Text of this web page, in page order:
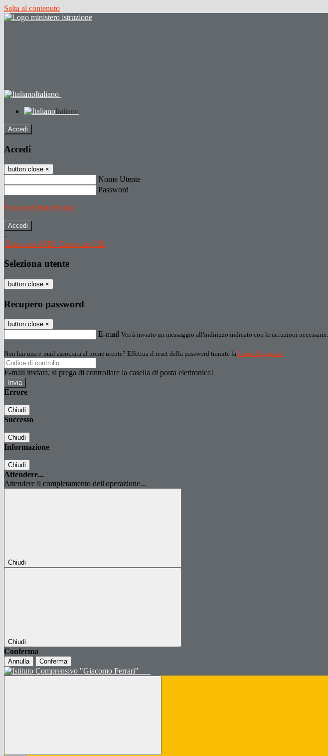
Salta al contenuto
Italiano
Italiano
Accedi
Accedi
button close ×
Nome Utente
Password
Password dimenticata?
-
Entra con SPID Entra con CIE
Seleziona utente
button close ×
Recupero password
button close ×
E-mail Verrà inviato un messaggio all'indirizzo indicato con le istruzioni necessarie.
Non hai una e-mail associata al nome utente? Effettua il reset della password tramite la Login Spaggiari
E-mail inviata, si prega di controllare la casella di posta elettronica!
Errore
Chiudi
Successo
Chiudi
Informazione
Chiudi
Attendere...
Attendere il completamento dell'operazione...
Chiudi
Chiudi
Conferma
Annulla Conferma